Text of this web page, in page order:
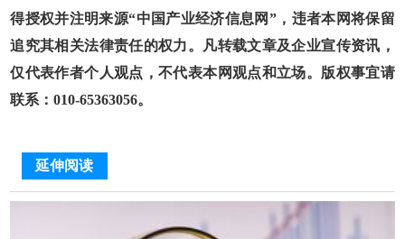
得授权并注明来源“中国产业经济信息网”，违者本网将保留
追究其相关法律责任的权力。凡转载文章及企业宣传资讯，
仅代表作者个人观点，不代表本网观点和立场。版权事宜请
联系：010-65363056。
延伸阅读